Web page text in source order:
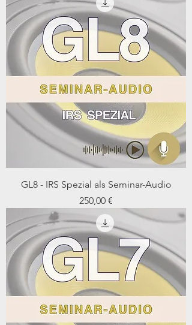
GL8 - IRS Spezial als Seminar-Audio
Preis
250,00 €